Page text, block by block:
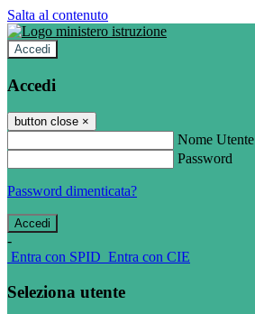
Salta al contenuto
Accedi
Accedi
button close ×
Nome Utente
Password
Password dimenticata?
-
Entra con SPID Entra con CIE
Seleziona utente